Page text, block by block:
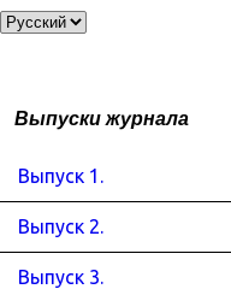
Выпуски журнала
Выпуск 1.
Выпуск 2.
Выпуск 3.